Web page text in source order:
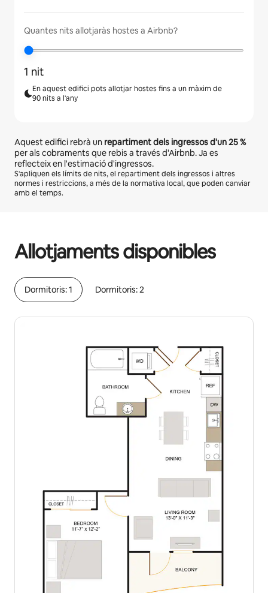
Quantes nits allotjaràs hostes a Airbnb?
1 nit
En aquest edifici pots allotjar hostes fins a un màxim de
90 nits a l'any
Aquest edifici rebrà un repartiment dels ingressos d'un25 %
per als cobraments que rebis a través d'Airbnb. Ja es
reflecteix en l'estimació d'ingressos.
S'apliquen els límits de nits, el repartiment dels ingressos i altres
normes i restriccions, a més de la normativa local, que poden canviar
amb el temps.
Allotjaments disponibles
Dormitoris: 1 Dormitoris: 2